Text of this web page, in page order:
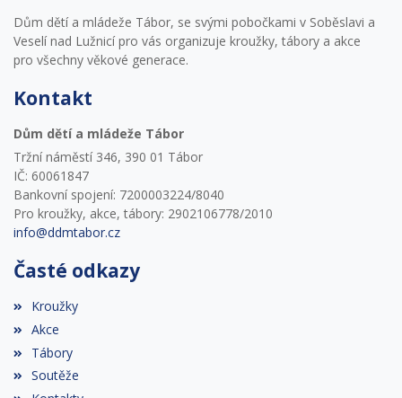
Dům dětí a mládeže Tábor, se svými pobočkami v Soběslavi a
Veselí nad Lužnicí pro vás organizuje kroužky, tábory a akce
pro všechny věkové generace.
Kontakt
Dům dětí a mládeže Tábor
Tržní náměstí 346, 390 01 Tábor
IČ: 60061847
Bankovní spojení: 7200003224/8040
Pro kroužky, akce, tábory: 2902106778/2010
info@ddmtabor.cz
Časté odkazy
Kroužky
Akce
Tábory
Soutěže